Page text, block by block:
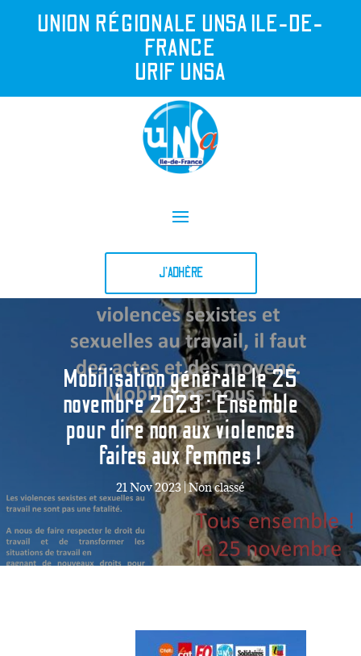
UNION RÉGIONALE UNSA ILE-DE-
FRANCE
URIF UNSA
J'ADHÈRE
Mobilisation générale le 25
novembre 2023 : Ensemble
pour dire non aux violences
faites aux femmes !
21 Nov 2023 |Non classé